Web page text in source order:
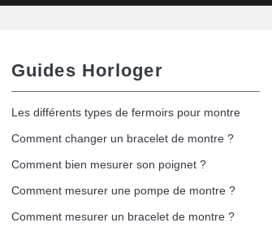
Guides Horloger
Les différents types de fermoirs pour montre
Comment changer un bracelet de montre ?
Comment bien mesurer son poignet ?
Comment mesurer une pompe de montre ?
Comment mesurer un bracelet de montre ?